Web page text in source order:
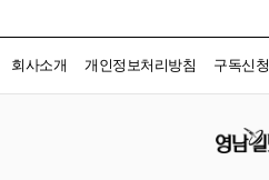
회사소개 개인정보처리방침 구독신청